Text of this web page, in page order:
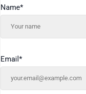
Name*
Email *